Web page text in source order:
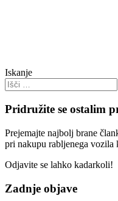
Iskanje
Pridružite se ostalim
Prejemajte najbolj brane
pri nakupu rabljenega vozila
Odjavite se lahko kadarkoli!
Zadnje objave